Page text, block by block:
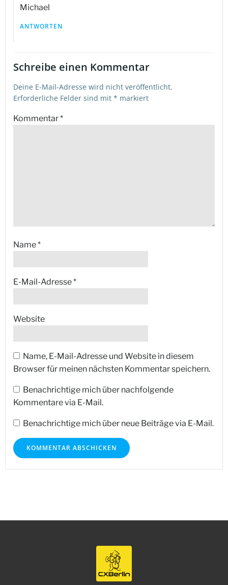
Michael
ANTWORTEN
Schreibe einen Kommentar
Deine E-Mail-Adresse wird nicht veröffentlicht.
Erforderliche Felder sind mit * markiert
Kommentar*
Name*
E-Mail-Adresse*
Website
Name, E-Mail-Adresse und Website in diesem
Browser für meinen nächsten Kommentar speichern.
Benachrichtige mich über nachfolgende
Kommentare via E-Mail.
Benachrichtige mich über neue Beiträge via E-Mail.